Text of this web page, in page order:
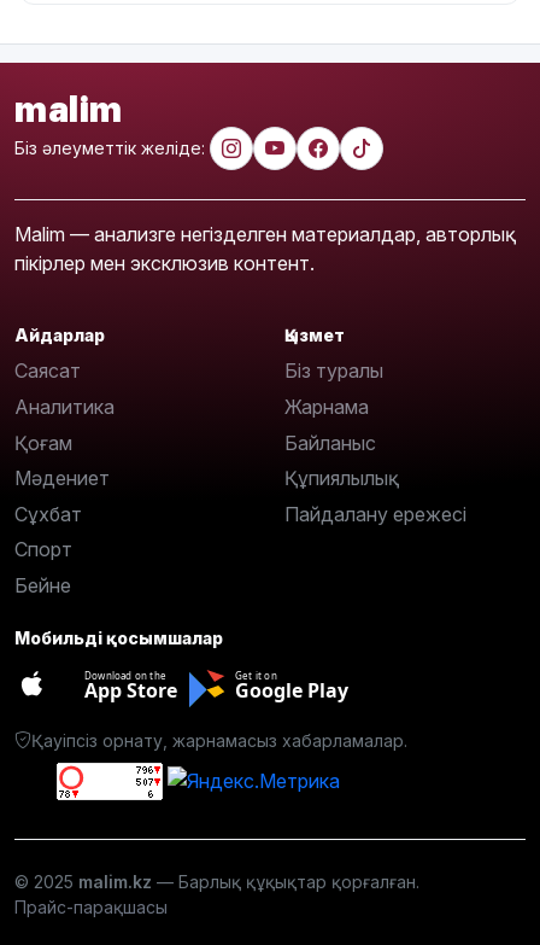
malim
Біз әлеуметтік желіде:
Malim — анализге негізделген материалдар, авторлық
пікірлер мен эксклюзив контент.
Айдарлар
Саясат
Аналитика
Қоғам
Мәдениет
Сұхбат
Спорт
Бейне
Қызмет
Біз туралы
Жарнама
Байланыс
Құпиялылық
Пайдалану ережесі
Мобильді қосымшалар
Download on the
App Store
Get it on
Google Play
Қауіпсіз орнату, жарнамасыз хабарламалар.
© 2025 malim.kz — Барлық құқықтар қорғалған.
Прайс-парақшасы